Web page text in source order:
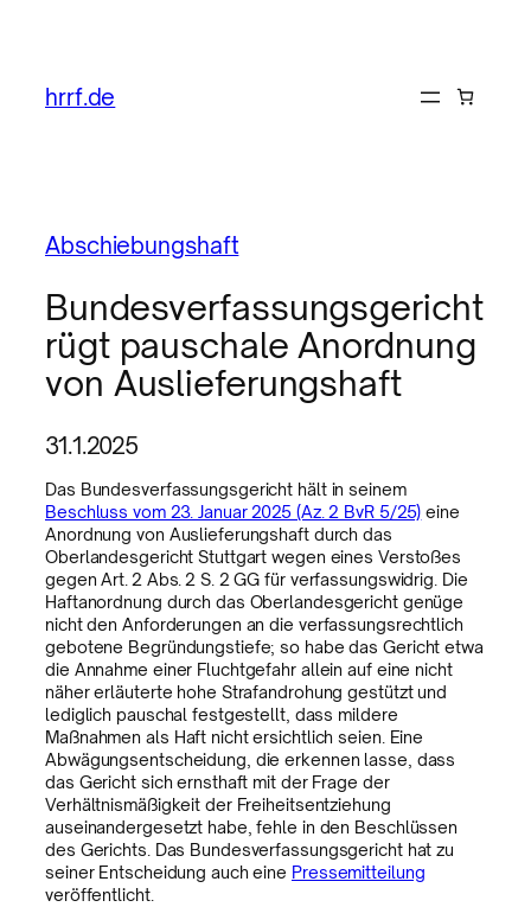
hrrf.de
Abschiebungshaft
Bundesverfassungsgericht
rügt pauschale Anordnung
von Auslieferungshaft
31.1.2025
Das Bundesverfassungsgericht hält in seinem
Beschluss vom 23. Januar 2025 (Az. 2 BvR 5/25) eine
Anordnung von Auslieferungshaft durch das
Oberlandesgericht Stuttgart wegen eines Verstoßes
gegen Art. 2 Abs. 2 S. 2 GG für verfassungswidrig. Die
Haftanordnung durch das Oberlandesgericht genüge
nicht den Anforderungen an die verfassungsrechtlich
gebotene Begründungstiefe; so habe das Gericht etwa
die Annahme einer Fluchtgefahr allein auf eine nicht
näher erläuterte hohe Strafandrohung gestützt und
lediglich pauschal festgestellt, dass mildere
Maßnahmen als Haft nicht ersichtlich seien. Eine
Abwägungsentscheidung, die erkennen lasse, dass
das Gericht sich ernsthaft mit der Frage der
Verhältnismäßigkeit der Freiheitsentziehung
auseinandergesetzt habe, fehle in den Beschlüssen
des Gerichts. Das Bundesverfassungsgericht hat zu
seiner Entscheidung auch eine Pressemitteilung
veröffentlicht.